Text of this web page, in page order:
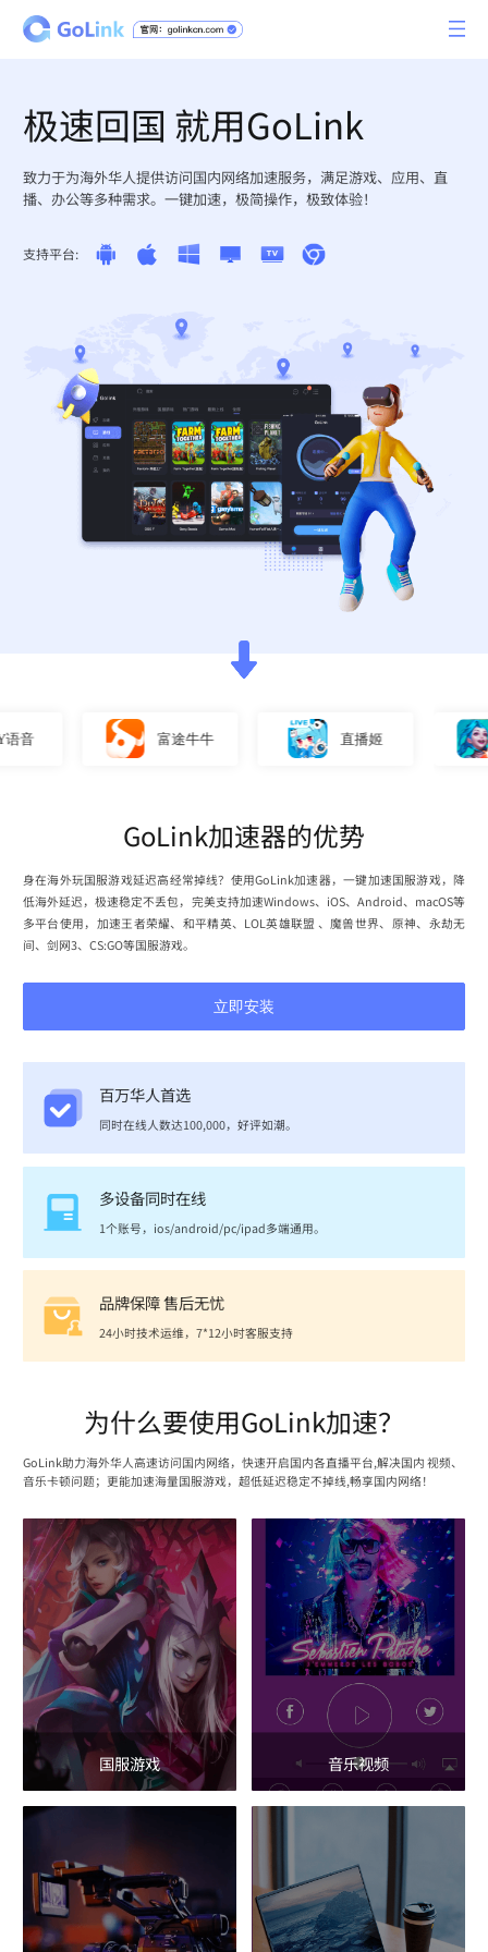
极速回国 就用GoLink
致力于为海外华人提供访问国内网络加速服务，满足游戏、应用、直
播、办公等多种需求。一键加速，极简操作，极致体验！
支持平台:
富途牛牛 直播姬
GoLink加速器的优势
身在海外玩国服游戏延迟高经常掉线？使用GoLink加速器，一键加速国服游戏，降
低海外延迟，极速稳定不丢包，完美支持加速Windows、iOS、Android、macOS等
多平台使用，加速王者荣耀、和平精英、LOL英雄联盟 、魔兽世界、原神、永劫无
间、剑网3、CS:GO等国服游戏。
立即安装
百万华人首选
同时在线人数达100,000，好评如潮。
多设备同时在线
1个账号，ios/android/pc/ipad多端通用。
品牌保障 售后无忧
24小时技术运维，7*12小时客服支持
为什么要使用GoLink加速？
GoLink助力海外华人高速访问国内网络，快速开启国内各直播平台,解决国内 视频、
音乐卡顿问题；更能加速海量国服游戏，超低延迟稳定不掉线,畅享国内网络！
国服游戏 音乐视频